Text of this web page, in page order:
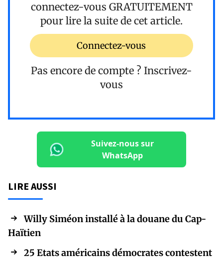
connectez-vous GRATUITEMENT
pour lire la suite de cet article.
Connectez-vous
Pas encore de compte ? Inscrivez-
vous
Suivez-nous sur
WhatsApp
LIRE AUSSI
Willy Siméon installé à la douane du Cap-
Haïtien
25 Etats américains démocrates contestent